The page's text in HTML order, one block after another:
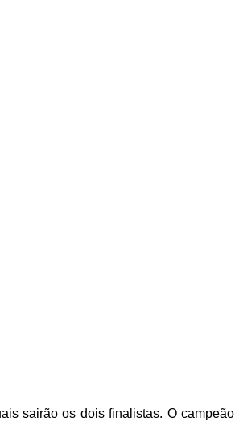
sairão os dois finalistas. O campeão